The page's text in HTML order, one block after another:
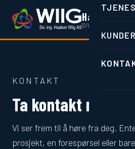
Haakon Wiig
SIV.ING. ·
KUNDER
KONTAKT
Ta kontakt med oss
Vi ser frem til å høre fra deg.
prosjekt, en forespørsel eller